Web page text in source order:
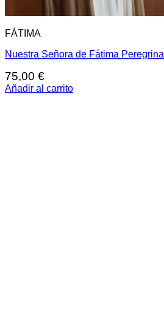
FÁTIMA
Nuestra Señora de Fátima Peregrina
75,00 €
Añadir al carrito